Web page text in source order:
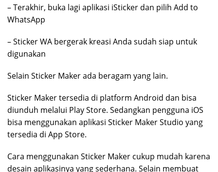
– Terakhir, buka lagi aplikasi iSticker dan pilih Add to
WhatsApp
– Sticker WA bergerak kreasi Anda sudah siap untuk
digunakan
Selain Sticker Maker ada beragam yang lain.
Sticker Maker tersedia di platform Android dan bisa
diunduh melalui Play Store. Sedangkan pengguna iOS
bisa menggunakan aplikasi Sticker Maker Studio yang
tersedia di App Store.
Cara menggunakan Sticker Maker cukup mudah karena
desain aplikasinya yang sederhana. Selain membuat